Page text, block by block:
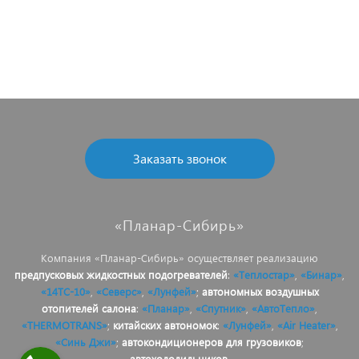
Заказать звонок
«Планар-Сибирь»
Компания «Планар-Сибирь» осуществляет реализацию
предпусковых жидкостных подогревателей: «Теплостар» «Бинар»
«14ТС-10», «Северс», «Лунфей»; автономных воздушных
отопителей салона: «Планар» «Спутник» «АвтоТепло»
«THERMOTRANS»; китайских автономок: «Лунфей», «Air Heater»,
«Синь Джи»; автокондиционеров для грузовиков;